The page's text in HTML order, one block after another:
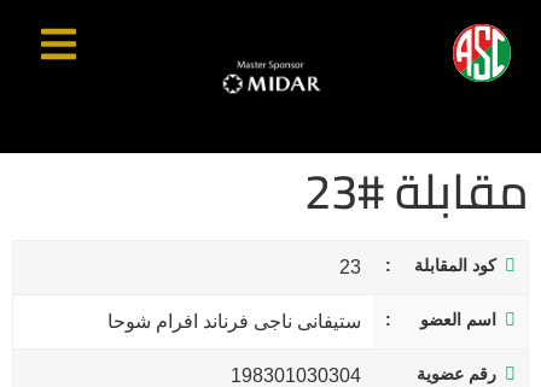
مقابلة #23
كود المقابلة 23
اسم العضو ستيفانى ناجى فرناند افرام شوحا
رقم عضوية
198301030304